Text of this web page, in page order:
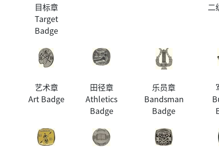
目标章
Target
Badge
二
艺术章
Art Badge
田径章
Athletics
Badge
乐员章
Bandsman
Badge